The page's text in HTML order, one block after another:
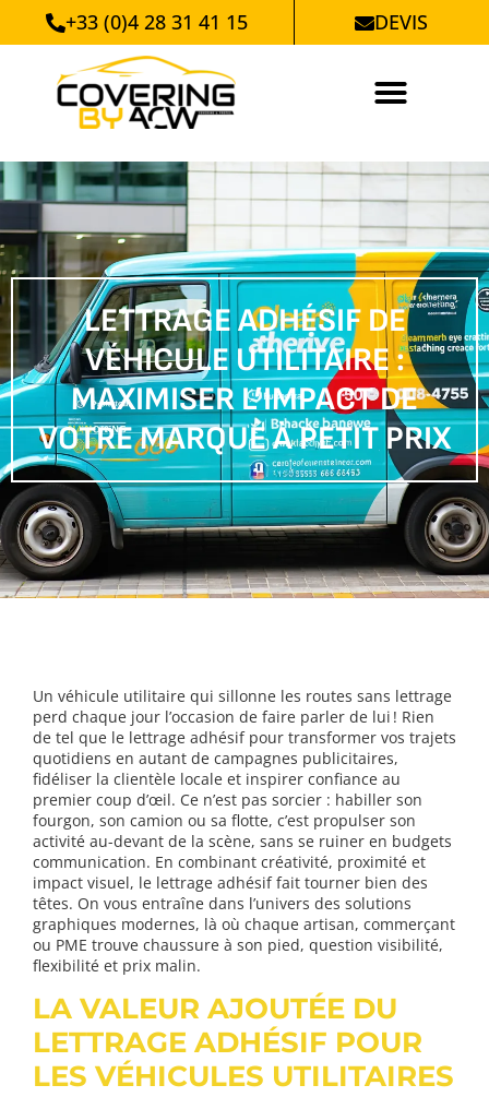
+33 (0)4 28 31 41 15 DEVIS
LETTRAGE ADHÉSIF DE
VÉHICULE UTILITAIRE :
MAXIMISER L’IMPACT DE
VOTRE MARQUE À PETIT PRIX
Un véhicule utilitaire qui sillonne les routes sans lettrage
perd chaque jour l’occasion de faire parler de lui ! Rien
de tel que le lettrage adhésif pour transformer vos trajets
quotidiens en autant de campagnes publicitaires,
fidéliser la clientèle locale et inspirer confiance au
premier coup d’œil. Ce n’est pas sorcier : habiller son
fourgon, son camion ou sa flotte, c’est propulser son
activité au-devant de la scène, sans se ruiner en budgets
communication. En combinant créativité, proximité et
impact visuel, le lettrage adhésif fait tourner bien des
têtes. On vous entraîne dans l’univers des solutions
graphiques modernes, là où chaque artisan, commerçant
ou PME trouve chaussure à son pied, question visibilité,
flexibilité et prix malin.
LA VALEUR AJOUTÉE DU
LETTRAGE ADHÉSIF POUR
LES VÉHICULES UTILITAIRES